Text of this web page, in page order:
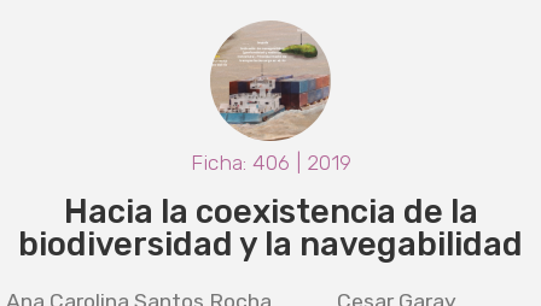
Ficha: 406 | 2019
Hacia la coexistencia de la
biodiversidad y la navegabilidad
Ana Carolina Santos Rocha Cesar Garay